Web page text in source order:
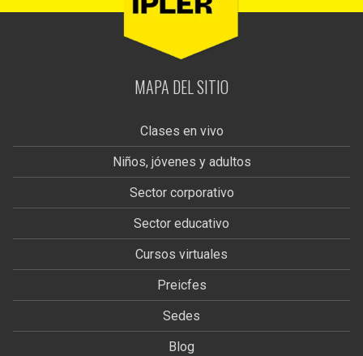
MAPA DEL SITIO
Clases en vivo
Niños, jóvenes y adultos
Sector corporativo
Sector educativo
Cursos virtuales
Preicfes
Sedes
Blog